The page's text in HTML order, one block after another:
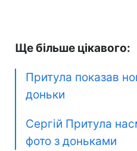
Ще більше цікавого:
Притула показав
доньки
Сергій Притула
фото з доньками